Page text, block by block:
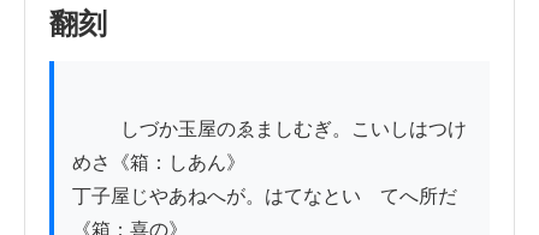
翻刻
めさ《箱：しあん》
丁子屋じやあねへが。はてなといゝてへ所だ
《箱：喜の》